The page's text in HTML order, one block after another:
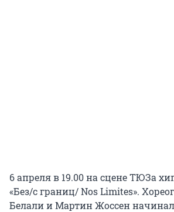
6 апреля в 19.00 на сцене ТЮЗа
«Без/с границ/ Nos Limites».
Белали и Мартин Жоссен